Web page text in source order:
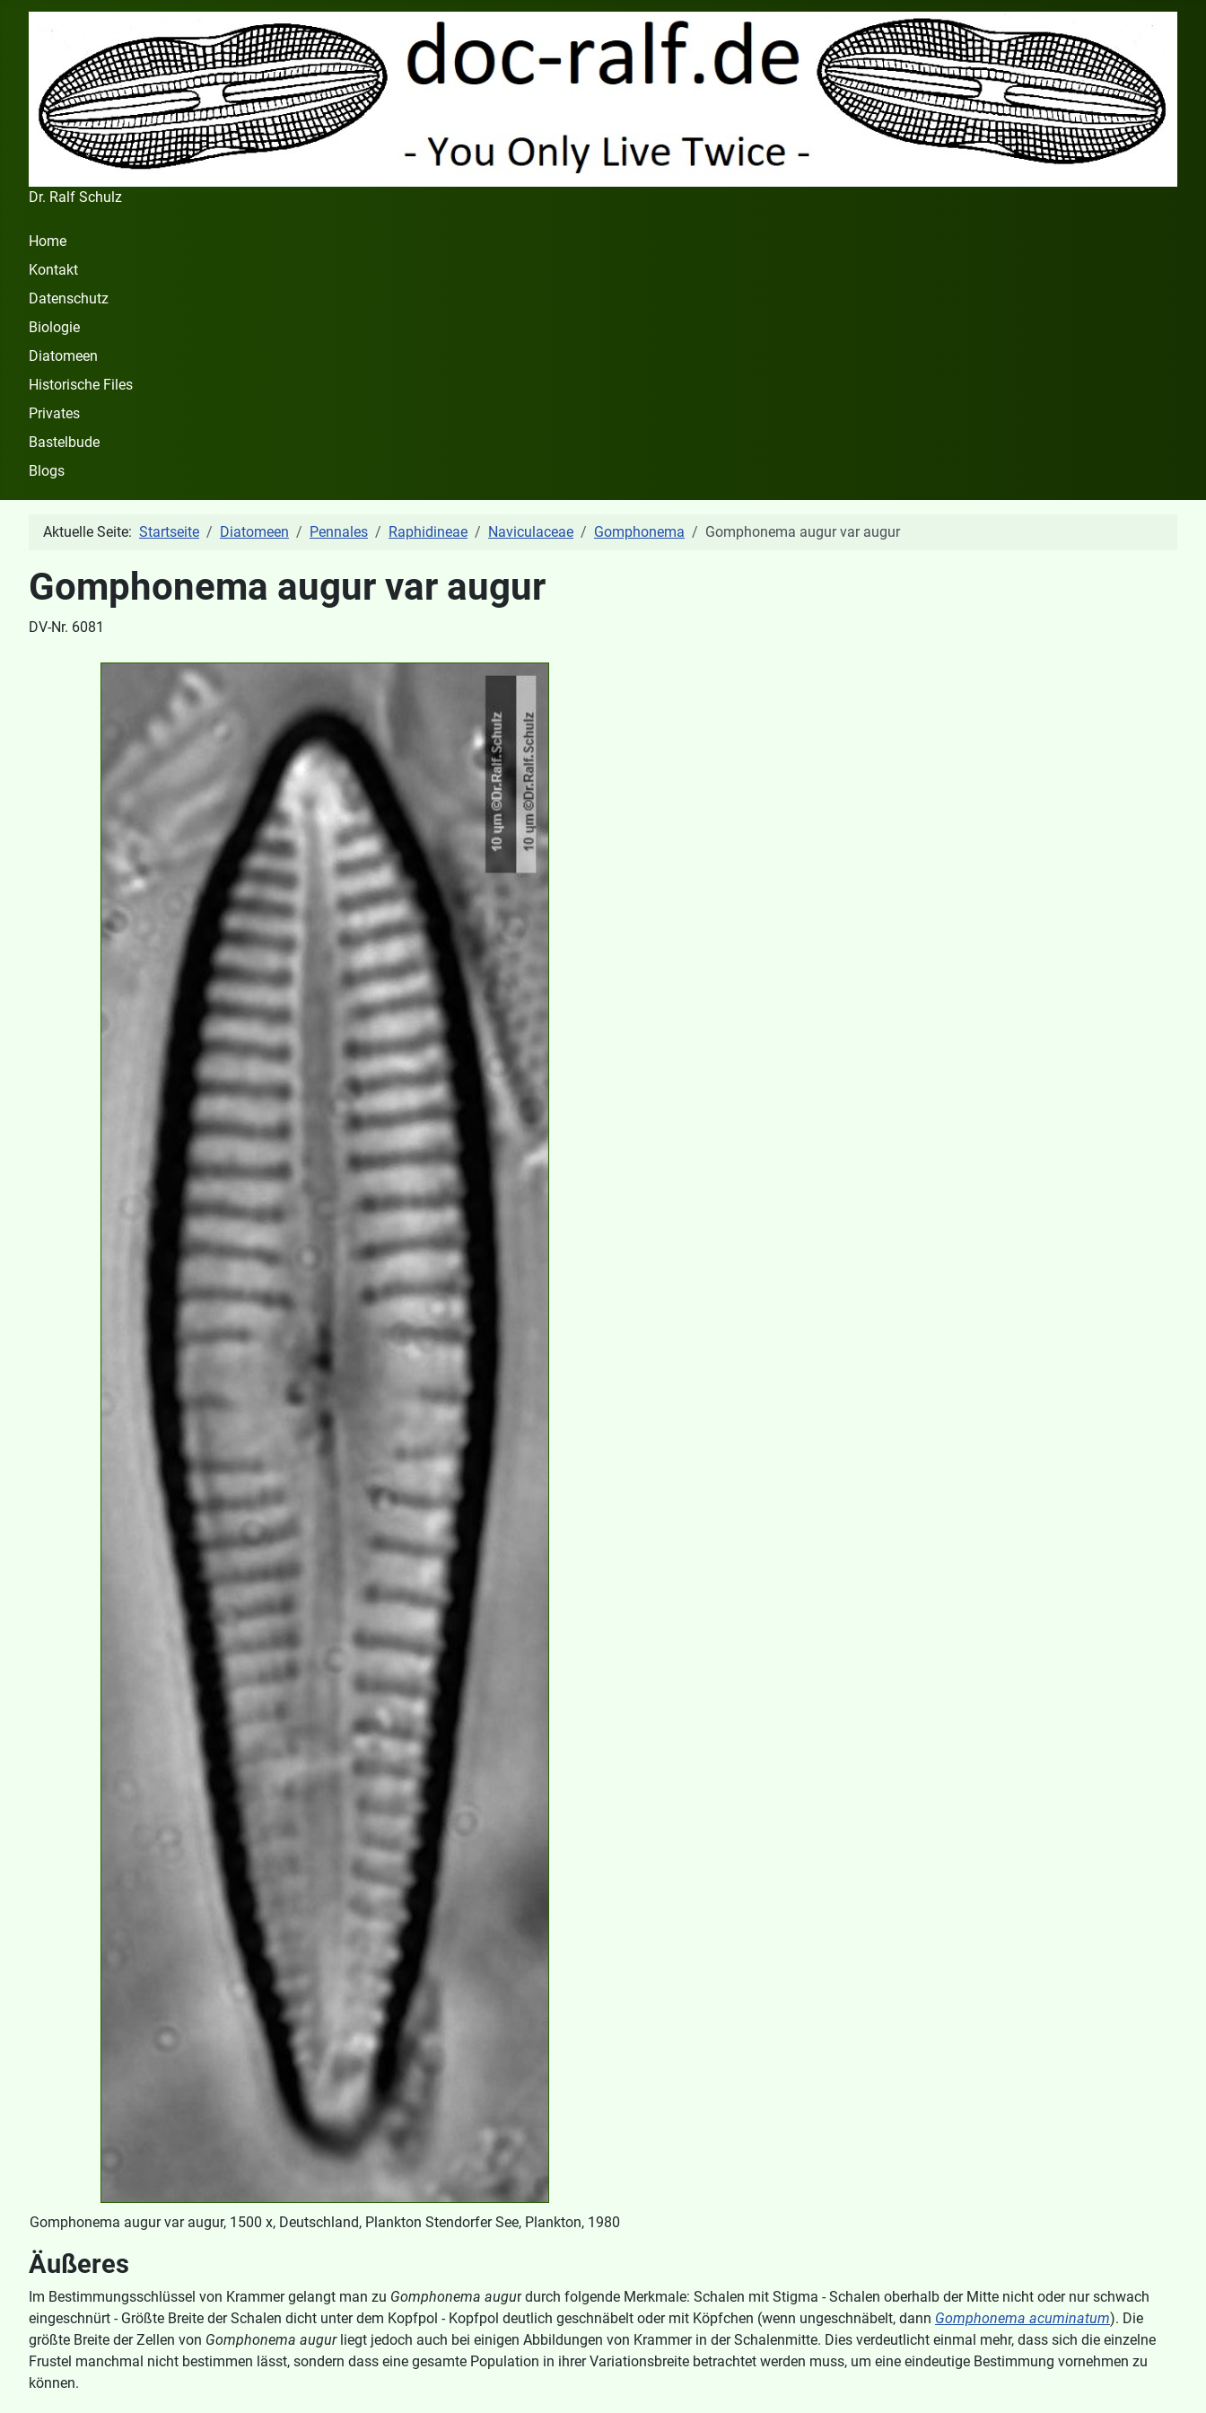
Dr. Ralf Schulz
Home
Kontakt
Datenschutz
Biologie
Diatomeen
Historische Files
Privates
Bastelbude
Blogs
Aktuelle Seite: Startseite Diatomeen Pennales Raphidineae Naviculaceae Gomphonema Gomphonema augur var augur
Gomphonema augur var augur
DV-Nr. 6081
Gomphonema augur var augur, 1500 x, Deutschland, Plankton Stendorfer See, Plankton, 1980
Äußeres
Im Bestimmungsschlüssel von Krammer gelangt man zu Gomphonema augur durch folgende Merkmale: Schalen mit Stigma - Schalen oberhalb der Mitte nicht oder nur schwach
eingeschnürt - Größte Breite der Schalen dicht unter dem Kopfpol - Kopfpol deutlich geschnäbelt oder mit Köpfchen (wenn ungeschnäbelt, dann Gomphonema acuminatum). Die
größte Breite der Zellen von Gomphonema augurliegt jedoch auch bei einigen Abbildungen von Krammer in der Schalenmitte. Dies verdeutlicht einmal mehr, dass sich die einzelne
Frustel manchmal nicht bestimmen lässt, sondern dass eine gesamte Population in ihrer Variationsbreite betrachtet werden muss, um eine eindeutige Bestimmung vornehmen zu
können.